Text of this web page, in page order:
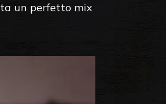
un perfetto mix